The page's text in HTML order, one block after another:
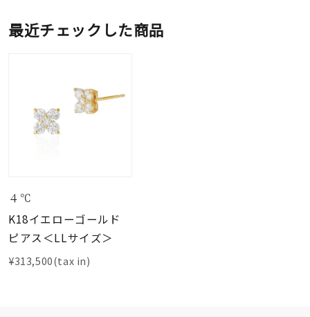
最近チェックした商品
４℃
K18イエローゴールド
ピアス＜LLサイズ＞
¥313,500(tax in)